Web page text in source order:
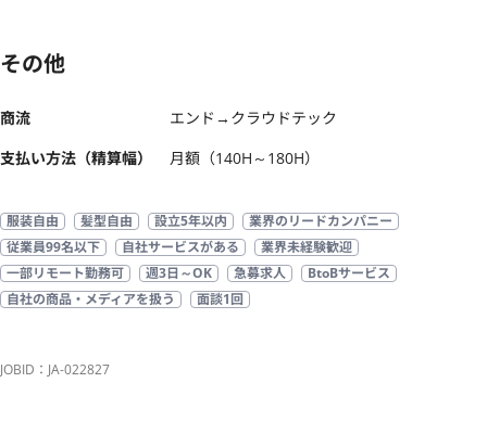
その他
商流
エンド→クラウドテック
支払い方法（精算幅）
月額（140H～180H）
服装自由 髪型自由 設立5年以内
業界のリードカンパニー
従業員99名以下
自社サービスがある
業界未経験歓迎
一部リモート勤務可
週3日～OK 急募求人
BtoBサービス
自社の商品・メディアを扱う
面談1回
JOBID：JA-022827